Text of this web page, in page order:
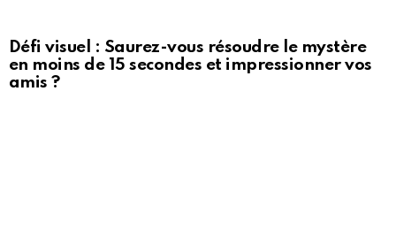
Défi visuel : Saurez-vous résoudre le mystère
en moins de 15 secondes et impressionner vos
amis ?